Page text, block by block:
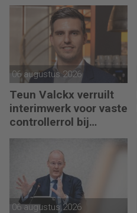
06 augustus 2026
Teun Valckx verruilt
interimwerk voor vaste
controllerrol bij
Synthon
06 augustus 2026